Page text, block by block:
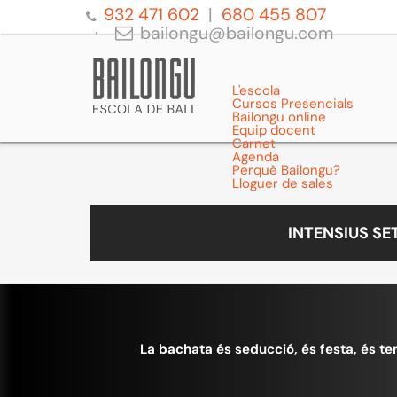
932 471 602
680 455 807
bailongu@bailongu.com
L'escola
Cursos Presencials
Bailongu online
Equip docent
Carnet
Agenda
Perquè Bailongu?
Lloguer de sales
INTENSIUS
La bachata és seducció, és festa, és